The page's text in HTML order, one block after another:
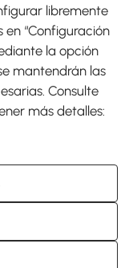
Balenyà (Barcelona),
Todos los
libremente
en “Configuración
la opción
mantendrán las
Consulte
más detalles: